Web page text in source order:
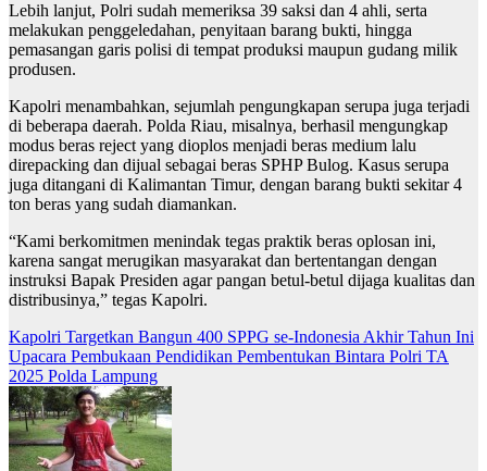
Lebih lanjut, Polri sudah memeriksa 39 saksi dan 4 ahli, serta
melakukan penggeledahan, penyitaan barang bukti, hingga
pemasangan garis polisi di tempat produksi maupun gudang milik
produsen.
Kapolri menambahkan, sejumlah pengungkapan serupa juga terjadi
di beberapa daerah. Polda Riau, misalnya, berhasil mengungkap
modus beras reject yang dioplos menjadi beras medium lalu
direpacking dan dijual sebagai beras SPHP Bulog. Kasus serupa
juga ditangani di Kalimantan Timur, dengan barang bukti sekitar 4
ton beras yang sudah diamankan.
“Kami berkomitmen menindak tegas praktik beras oplosan ini,
karena sangat merugikan masyarakat dan bertentangan dengan
instruksi Bapak Presiden agar pangan betul-betul dijaga kualitas dan
distribusinya,” tegas Kapolri.
Navigasi
pos
Kapolri Targetkan Bangun 400 SPPG se-Indonesia Akhir Tahun Ini
Upacara Pembukaan Pendidikan Pembentukan Bintara Polri TA
2025 Polda Lampung